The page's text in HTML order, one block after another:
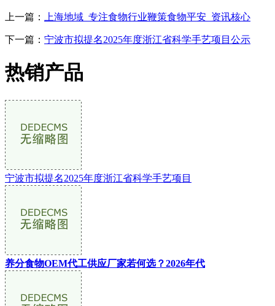
上一篇： 上海地域_专注食物行业鞭策食物平安_资讯核心
下一篇： 宁波市拟提名2025年度浙江省科学手艺项目公示
热销产品
宁波市拟提名2025年度浙江省科学手艺项目
养分食物OEM代工供应厂家若何选？2026年代